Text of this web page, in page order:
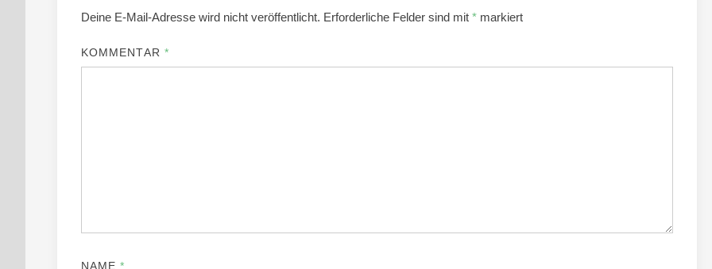
Deine E-Mail-Adresse wird nicht veröffentlicht. Erforderliche Felder sind mit * markiert
KOMMENTAR *
NAME*